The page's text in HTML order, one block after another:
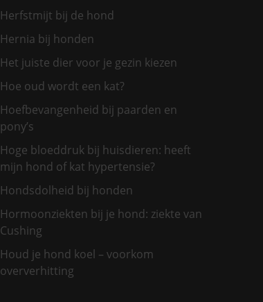
Herfstmijt bij de hond
Hernia bij honden
Het juiste dier voor je gezin kiezen
Hoe oud wordt een kat?
Hoefbevangenheid bij paarden en
pony’s
Hoge bloeddruk bij huisdieren: heeft
mijn hond of kat hypertensie?
Hondsdolheid bij honden
Hormoonziekten bij je hond: ziekte van
Cushing
Houd je hond koel – voorkom
oververhitting